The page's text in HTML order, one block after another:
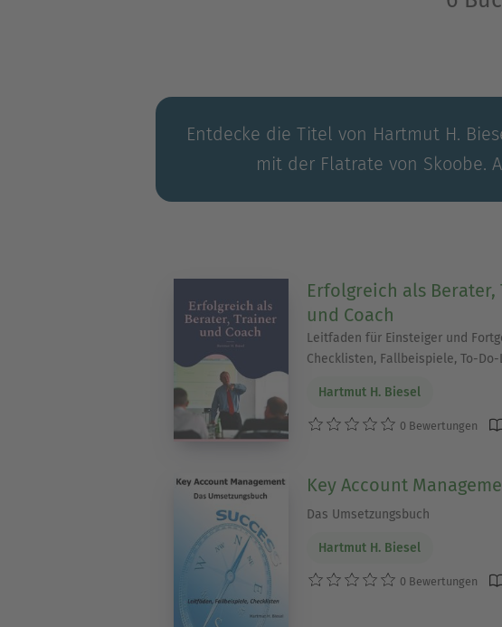
Unternehmen als Umsetzungspartner.
Er ist Keynote-Speaker und arbeitet
Foundation for Key Account
Führungskräfteentwicklung DGFKE
Entdecke die Titel von Hartmut H.
mit der Flatrate von Skoobe.
Erfolgreich als Berater,
und Coach
Leitfaden für Einsteiger und
Checklisten, Fallbeispiele, To-
Hartmut H. Biesel
0 Bewertungen
Key Account
Das Umsetzungsbuch
Hartmut H. Biesel
0 Bewertungen